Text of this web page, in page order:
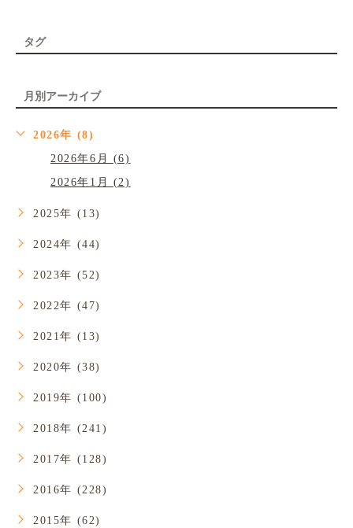
タグ
月別アーカイブ
2026年 (8)
2026年6月 (6)
2026年1月 (2)
2025年 (13)
2024年 (44)
2023年 (52)
2022年 (47)
2021年 (13)
2020年 (38)
2019年 (100)
2018年 (241)
2017年 (128)
2016年 (228)
2015年 (62)